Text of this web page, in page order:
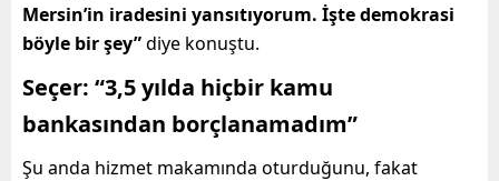
Mersin’in iradesini yansıtıyorum. İşte demokrasi
böyle bir şey”diye konuştu.
Seçer: “3,5 yılda hiçbir kamu
bankasından borçlanamadım”
Şu anda hizmet makamında oturduğunu, fakat